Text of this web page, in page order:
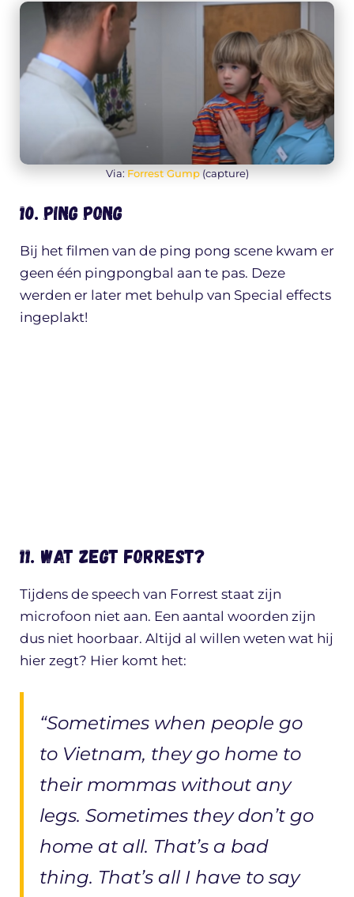
Via: Forrest Gump(capture)
10. Ping Pong
Bij het filmen van de ping pong scene kwam er
geen één pingpongbal aan te pas. Deze
werden er later met behulp van Special effects
ingeplakt!
11. Wat zegt Forrest?
Tijdens de speech van Forrest staat zijn
microfoon niet aan. Een aantal woorden zijn
dus niet hoorbaar. Altijd al willen weten wat hij
hier zegt? Hier komt het:
“Sometimes when people go
to Vietnam, they go home to
their mommas without any
legs. Sometimes they don’t go
home at all. That’s a bad
thing. That’s all I have to say